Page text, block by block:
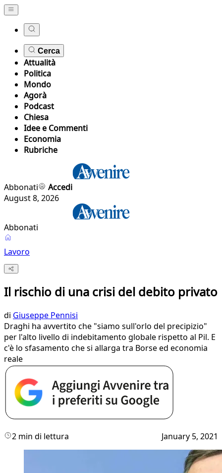
Cerca
Attualità
Politica
Mondo
Agorà
Podcast
Chiesa
Idee e Commenti
Economia
Rubriche
Abbonati
Accedi
August 8, 2026
Abbonati
Lavoro
Il rischio di una crisi del debito privato
di Giuseppe Pennisi
Draghi ha avvertito che "siamo sull'orlo del precipizio"
per l'alto livello di indebitamento globale rispetto al Pil. E
c'è lo sfasamento che si allarga tra Borse ed economia
reale
2 min di lettura January 5, 2021